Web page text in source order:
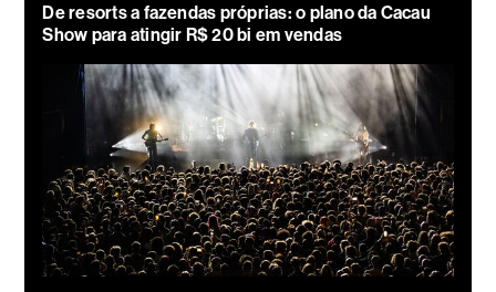
De resorts a fazendas próprias: o plano da Cacau
Show para atingir R$ 20 bi em vendas